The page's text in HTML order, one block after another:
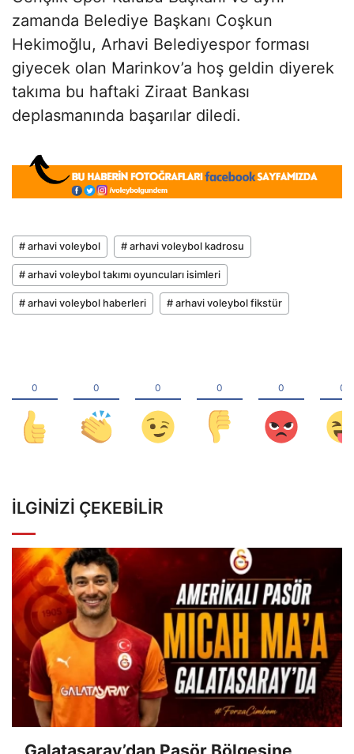
zamanda Belediye Başkanı Coşkun
Hekimoğlu, Arhavi Belediyespor forması
giyecek olan Marinkov’a hoş geldin diyerek
takıma bu haftaki Ziraat Bankası
deplasmanında başarılar diledi.
# arhavi voleybol # arhavi voleybol kadrosu
# arhavi voleybol takımı oyuncuları isimleri
# arhavi voleybol haberleri # arhavi voleybol fikstür
İLGINIZI ÇEKEBILIR